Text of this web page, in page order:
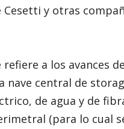
Cesetti y otras
a los avances
central de
de agua y de
(para lo cual